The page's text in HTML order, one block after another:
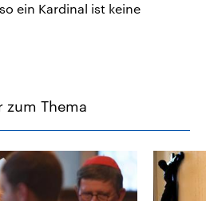
ein Kardinal ist keine
zum Thema